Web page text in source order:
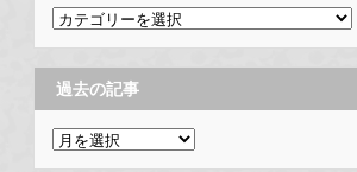
カ
テ
ゴ
リ
ー
過去の記事
過
去